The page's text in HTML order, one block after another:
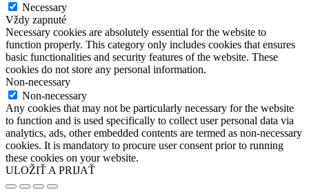
Necessary
Vždy zapnuté
Necessary cookies are absolutely essential for the website to
function properly. This category only includes cookies that ensures
basic functionalities and security features of the website. These
cookies do not store any personal information.
Non-necessary
Non-necessary
Any cookies that may not be particularly necessary for the website
to function and is used specifically to collect user personal data via
analytics, ads, other embedded contents are termed as non-necessary
cookies. It is mandatory to procure user consent prior to running
these cookies on your website.
ULOŽIŤ A PRIJAŤ